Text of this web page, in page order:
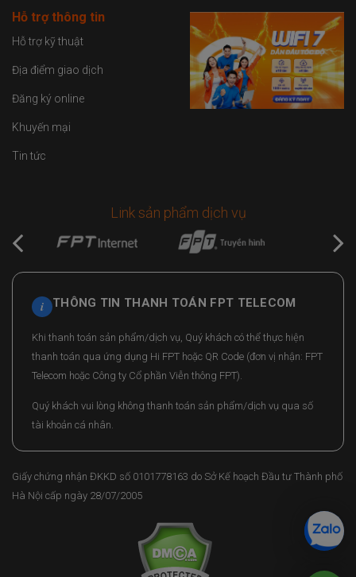
Hỗ trợ thông tin
Hỗ trợ kỹ thuật
Địa điểm giao dịch
Đăng ký online
Khuyến mại
Tin tức
Link sản phẩm dịch vụ
i THÔNG TIN THANH TOÁN FPT TELECOM
Khi thanh toán sản phẩm/dịch vụ, Quý khách có thể thực hiện
thanh toán qua ứng dụng Hi FPT hoặc QR Code (đơn vị nhận: FPT
Telecom hoặc Công ty Cổ phần Viễn thông FPT).
Quý khách vui lòng không thanh toán sản phẩm/dịch vụ qua số
tài khoản cá nhân.
Giấy chứng nhận ĐKKD số 0101778163 do Sở Kế hoạch Đầu tư Thành phố
Hà Nội cấp ngày 28/07/2005